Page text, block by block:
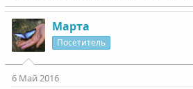
Марта
Посетитель
6 Май 2016